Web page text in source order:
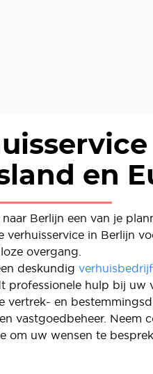
en
naar Berlijn een van je
verhuisservice in Berlijn
overgang.
deskundig verhuisbedrijf
professionele hulp bij uw
vertrek- en
vastgoedbeheer. Neem
om uw wensen te